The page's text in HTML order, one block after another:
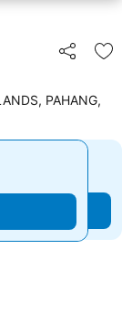
Kongsi
PAHANG,